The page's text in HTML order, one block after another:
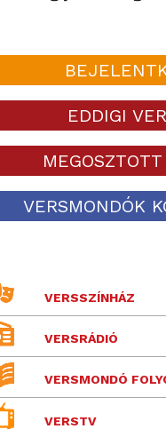
EDDIGI
VERSMONDÓK
VERSSZÍNHÁZ
VERSRÁDIÓ
VERSMONDÓ
VERSTV